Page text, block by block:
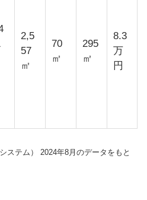
2,5
57
㎡
70
㎡
295
㎡
8.3
万
円
ステム） 2024年8月のデータをもと